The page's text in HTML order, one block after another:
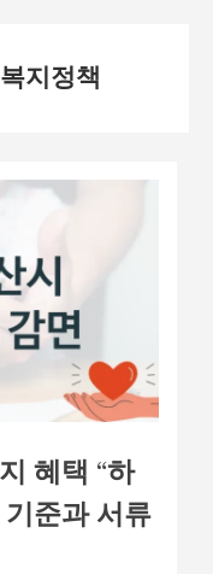
지정책
혜택 “하
준과 서류